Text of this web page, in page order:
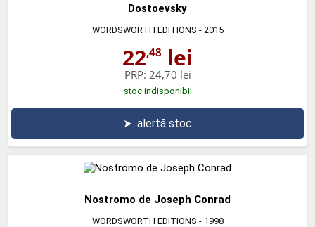
Dostoevsky
WORDSWORTH EDITIONS - 2015
22,48 lei
PRP: 24,70 lei
stoc indisponibil
➤ alertă stoc
Nostromo de Joseph Conrad
WORDSWORTH EDITIONS - 1998